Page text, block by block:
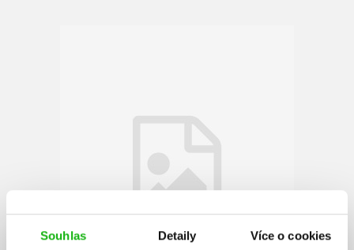
Souhlas Detaily Více o cookies